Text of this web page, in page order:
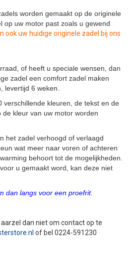
worden gemaakt op de originele
op uw motor past zoals u gewend
ook uw huidige originele zadel bij ons
of heeft u speciale wensen, dan
zadel een comfort zadel maken
levertijd 6 weken.
verschillende kleuren, de tekst en de
de kleur van uw motor worden
het zadel verhoogd of verlaagd
wat meer naar voren of achteren
behoort tot de mogelijkheden.
u gemaakt word, kan deze niet
dan langs voor een proefrit.
dan niet om contact op te
of bel 0224-591230